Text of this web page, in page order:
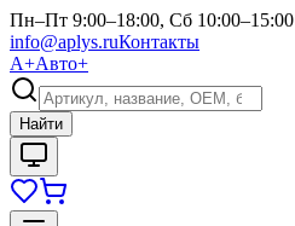
Пн–Пт 9:00–18:00, Сб 10:00–15:00
info@aplys.ruКонтакты
А+Авто+
Найти